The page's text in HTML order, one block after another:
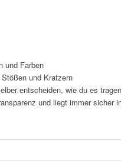
und Farben
und Kratzern
entscheiden, wie du es
und liegt immer sicher